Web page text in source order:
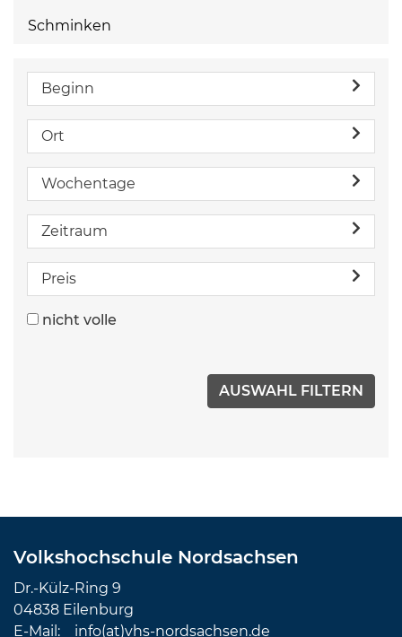
Schminken
Beginn
Ort
Wochentage
Zeitraum
Preis
nicht volle
Volkshochschule Nordsachsen
Dr.-Külz-Ring 9
04838 Eilenburg
E-Mail: info(at)vhs-nordsachsen.de